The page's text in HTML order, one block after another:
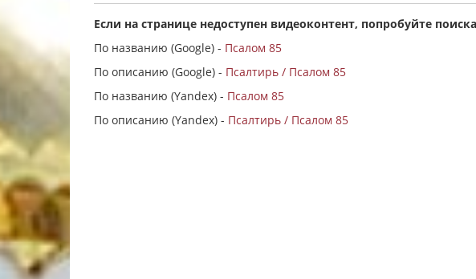
Если на странице недоступен видеоконтент, попробуйте
По названию (Google) - Псалом 85
По описанию (Google) - Псалтирь / Псалом 85
По названию (Yandex) - Псалом 85
По описанию (Yandex) - Псалтирь / Псалом 85